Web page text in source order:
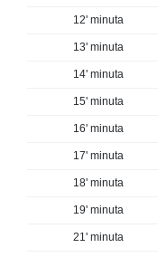
12' minuta
13' minuta
14' minuta
15' minuta
16' minuta
17' minuta
18' minuta
19' minuta
21' minuta